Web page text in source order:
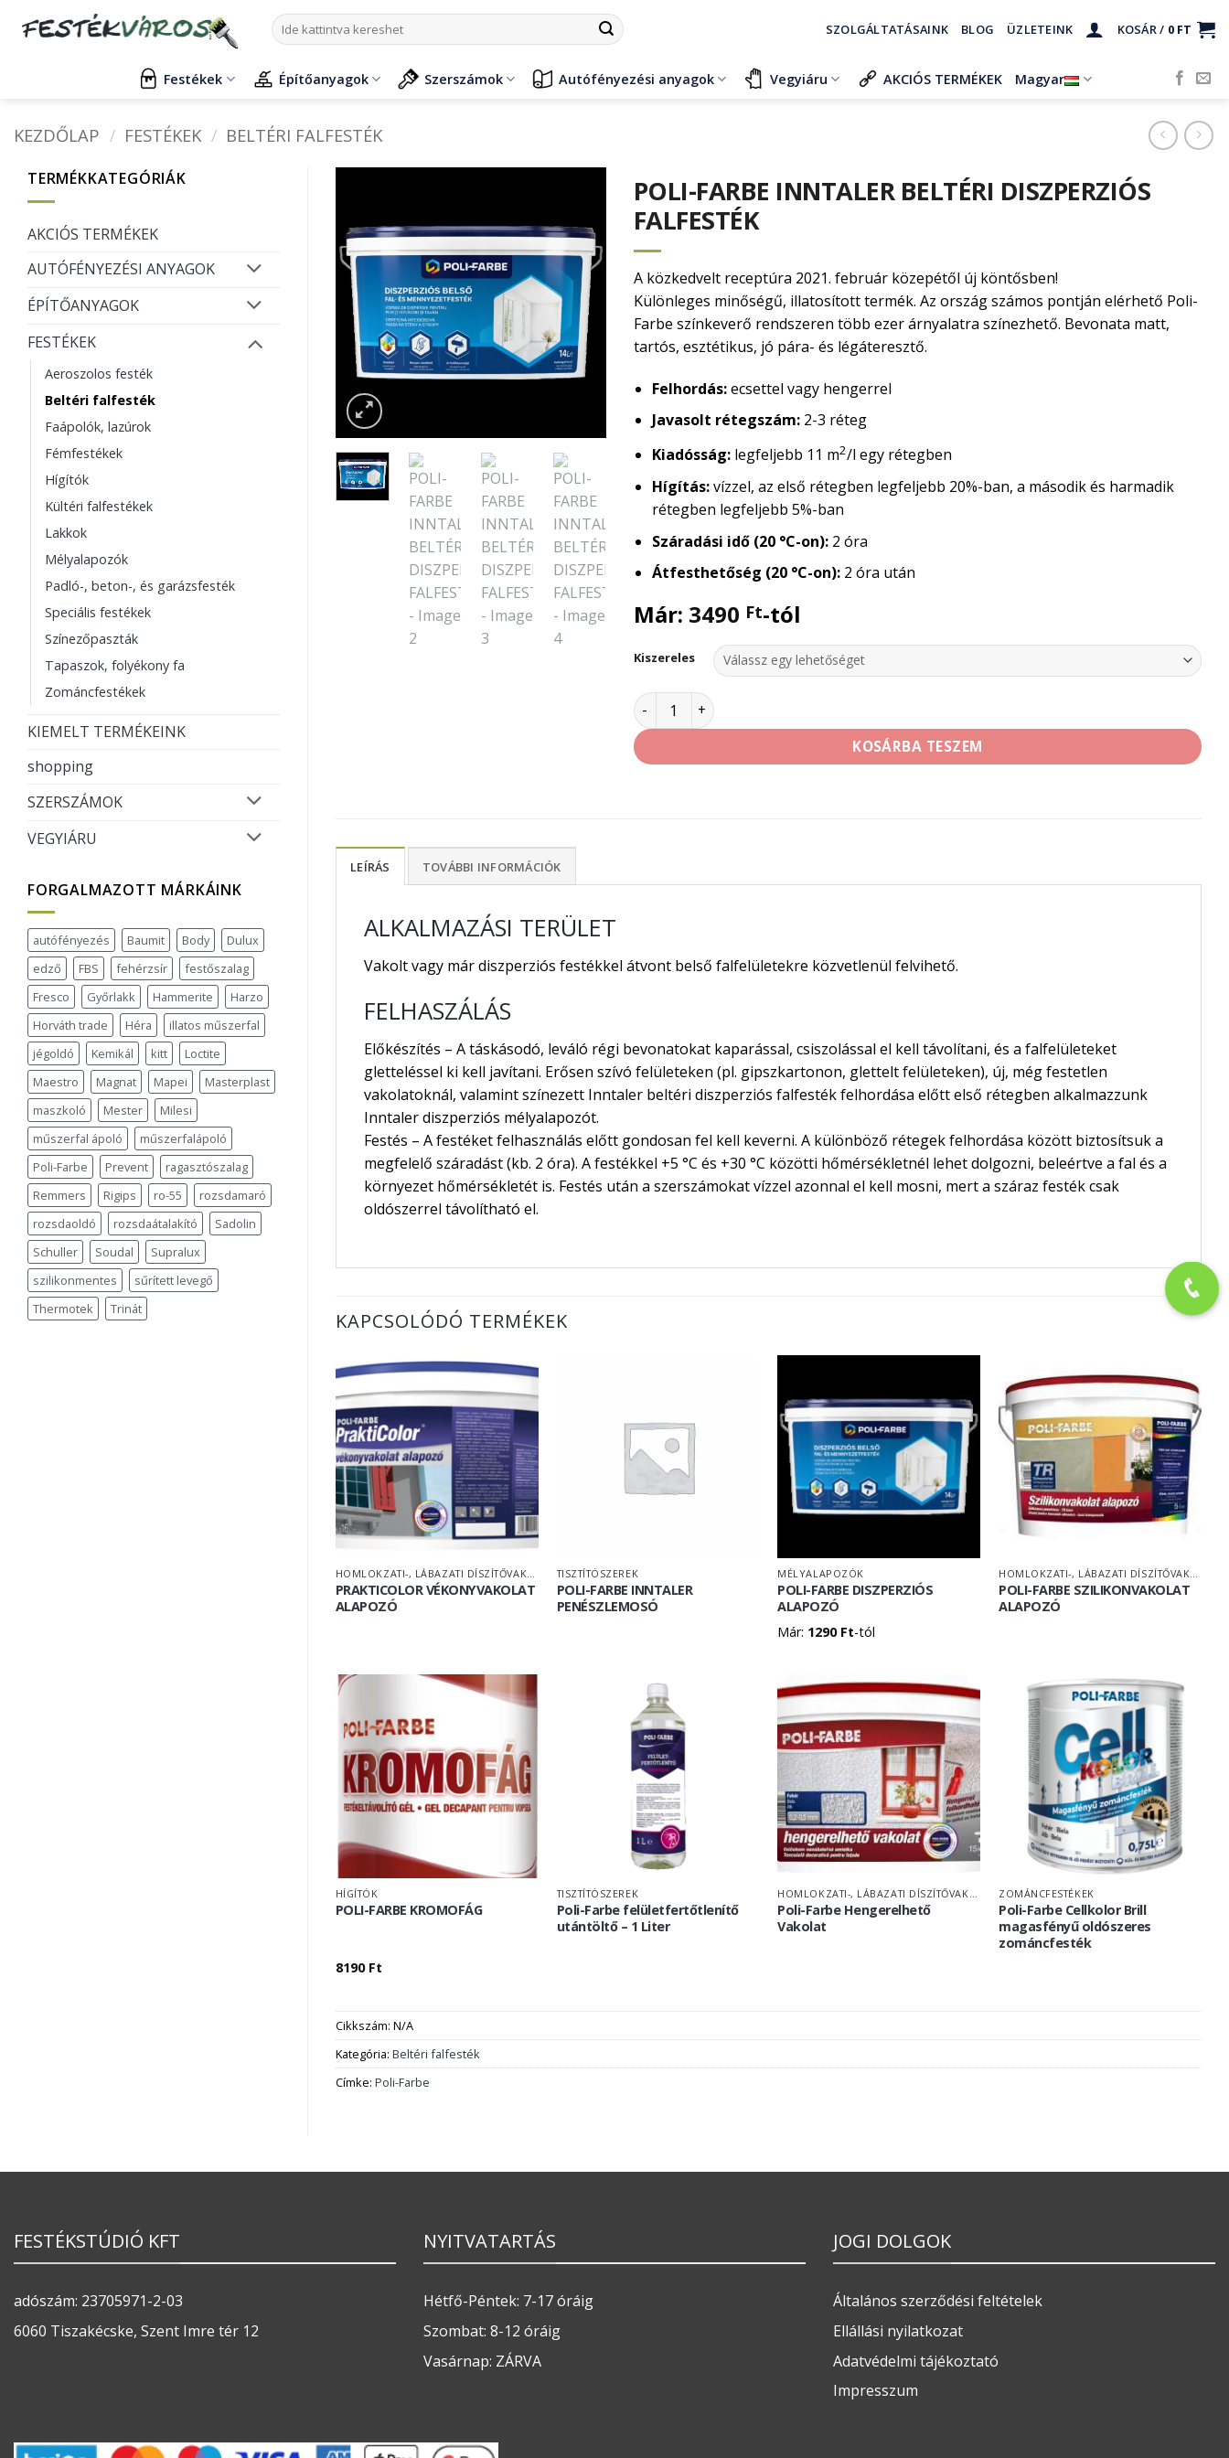
Keresés
a
SZOLGÁLTATÁSAINK BLOG ÜZLETEINK KOSÁR / 0 FT
Festékek Építőanyagok Szerszámok Autófényezési anyagok Vegyiáru AKCIÓS TERMÉKEK Magyar
KEZDŐLAP / FESTÉKEK / BELTÉRI FALFESTÉK
TERMÉKKATEGÓRIÁK
AKCIÓS TERMÉKEK
AUTÓFÉNYEZÉSI ANYAGOK
ÉPÍTŐANYAGOK
FESTÉKEK
Aeroszolos festék
Beltéri falfesték
Faápolók, lazúrok
Fémfestékek
Hígítók
Kültéri falfestékek
Lakkok
Mélyalapozók
Padló-, beton-, és garázsfesték
Speciális festékek
Színezőpaszták
Tapaszok, folyékony fa
Zománcfestékek
KIEMELT TERMÉKEINK
shopping
SZERSZÁMOK
VEGYIÁRU
FORGALMAZOTT MÁRKÁINK
autófényezés Baumit Body
Dulux
edző
FBS fehérzsír
festőszalag
Fresco
Győrlakk Hammerite
Harzo
Horváth trade
Héra
illatos műszerfal
jégoldó
Kemikál kitt
Loctite
Maestro
Magnat Mapei
Masterplast
maszkoló
Mester
Milesi
műszerfal ápoló
műszerfalápoló
Poli-Farbe
Prevent
ragasztószalag
Remmers
Rigips ro-55
rozsdamaró
rozsdaoldó
rozsdaátalakító
Sadolin
Schuller
Soudal
Supralux
szilikonmentes
sűrített levegő
Thermotek
Trinát
POLI-FARBE INNTALER BELTÉRI DISZPERZIÓS
FALFESTÉK
A közkedvelt receptúra 2021. február közepétől új köntősben!
Különleges minőségű, illatosított termék. Az ország számos pontján elérhető Poli-
Farbe színkeverő rendszeren több ezer árnyalatra színezhető. Bevonata matt,
tartós, esztétikus, jó pára- és légáteresztő.
Felhordás:ecsettel vagy hengerrel
Javasolt rétegszám: 2-3 réteg
Kiadósság: legfeljebb 11 m2/l egy rétegben
Hígítás:vízzel, az első rétegben legfeljebb 20%-ban, a második és harmadik
rétegben legfeljebb 5%-ban
Száradási idő (20 °C-on): 2 óra
Átfesthetőség (20 °C-on): 2 óra után
Már: 3490 Ft-tól
Kiszereles
POLI-FARBE INNTALER BELTÉRI DISZPERZIÓS FALFESTÉK mennyiség
KOSÁRBA TESZEM
LEÍRÁS TOVÁBBI INFORMÁCIÓK
ALKALMAZÁSI TERÜLET
Vakolt vagy már diszperziós festékkel átvont belső falfelületekre közvetlenül felvihető.
FELHASZÁLÁS
Előkészítés – A táskásodó, leváló régi bevonatokat kaparással, csiszolással el kell távolítani, és a falfelületeket
gletteléssel ki kell javítani. Erősen szívó felületeken (pl. gipszkartonon, glettelt felületeken), új, még festetlen
vakolatoknál, valamint színezett Inntaler beltéri diszperziós falfesték felhordása előtt első rétegben alkalmazzunk
Inntaler diszperziós mélyalapozót.
Festés – A festéket felhasználás előtt gondosan fel kell keverni. A különböző rétegek felhordása között biztosítsuk a
megfelelő száradást (kb. 2 óra). A festékkel +5 °C és +30 °C közötti hőmérsékletnél lehet dolgozni, beleértve a fal és a
környezet hőmérsékletét is. Festés után a szerszámokat vízzel azonnal el kell mosni, mert a száraz festék csak
oldószerrel távolítható el.
KAPCSOLÓDÓ TERMÉKEK
HOMLOKZATI-, LÁBAZATI DÍSZÍTŐVAKOLAT
PRAKTICOLOR VÉKONYVAKOLAT
ALAPOZÓ
TISZTÍTÓSZEREK
POLI-FARBE INNTALER
PENÉSZLEMOSÓ
MÉLYALAPOZÓK
POLI-FARBE DISZPERZIÓS
ALAPOZÓ
Már: 1290 Ft-tól
HOMLOKZATI-, LÁBAZATI DÍSZÍTŐVAKOLAT
POLI-FARBE SZILIKONVAKOLAT
ALAPOZÓ
HÍGÍTÓK
POLI-FARBE KROMOFÁG
8190 Ft
TISZTÍTÓSZEREK
Poli-Farbe felületfertőtlenítő
utántöltő – 1 Liter
Poli-Farbe Hengerelhető
Vakolat
ZOMÁNCFESTÉKEK
Poli-Farbe Cellkolor Brill
magasfényű oldószeres
zománcfesték
Cikkszám: N/A
Kategória: Beltéri falfesték
Címke: Poli-Farbe
FESTÉKSTÚDIÓ KFT
adószám: 23705971-2-03
6060 Tiszakécske, Szent Imre tér 12
NYITVATARTÁS
Hétfő-Péntek: 7-17 óráig
Szombat: 8-12 óráig
Vasárnap: ZÁRVA
JOGI DOLGOK
Általános szerződési feltételek
Ellállási nyilatkozat
Adatvédelmi tájékoztató
Impresszum